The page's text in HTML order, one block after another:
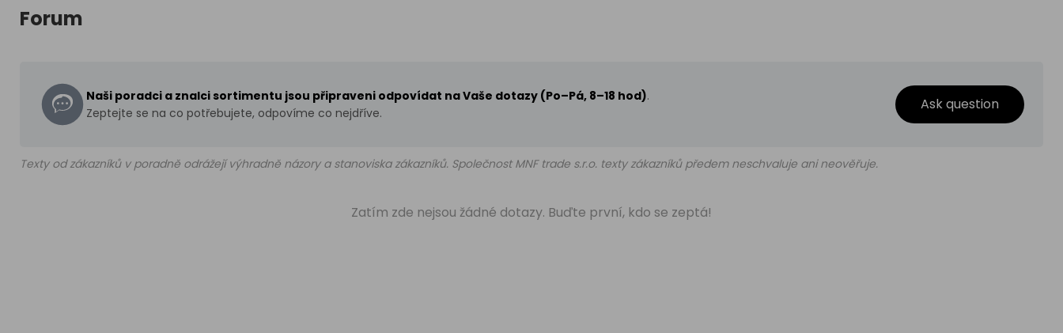
Forum
Naši poradci a znalci sortimentu jsou připraveni odpovídat na Vaše dotazy (Po–Pá, 8–18 hod).
Zeptejte se na co potřebujete, odpovíme co nejdříve.
Ask question
Texty od zákazníků v poradně odrážejí výhradně názory a stanoviska zákazníků. Společnost MNF trade s.r.o. texty zákazníků předem neschvaluje ani neověřuje.
Zatím zde nejsou žádné dotazy. Buďte první, kdo se zeptá!